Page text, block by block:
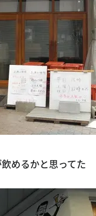
めるかと思ってた